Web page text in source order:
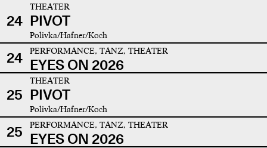
24
THEATER
PIVOT
Polivka/Hafner/Koch
24 PERFORMANCE, TANZ, THEATER
EYES ON 2026
25
THEATER
PIVOT
Polivka/Hafner/Koch
25 PERFORMANCE, TANZ, THEATER
EYES ON 2026